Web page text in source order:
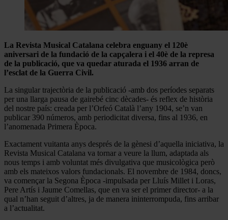
La Revista Musical Catalana celebra enguany el 120è
aniversari de la fundació de la capçalera i el 40è de la represa
de la publicació, que va quedar aturada el 1936 arran de
l’esclat de la Guerra Civil.
La singular trajectòria de la publicació -amb dos períodes separats
per una llarga pausa de gairebé cinc dècades- és reflex de història
del nostre país: creada per l’Orfeó Català l’any 1904, se’n van
publicar 390 números, amb periodicitat diversa, fins al 1936, en
l’anomenada Primera Època.
Exactament vuitanta anys després de la gènesi d’aquella iniciativa, la
Revista Musical Catalana va tornar a veure la llum, adaptada als
nous temps i amb voluntat més divulgativa que musicològica però
amb els mateixos valors fundacionals. El novembre de 1984, doncs,
va començar la Segona Època -impulsada per Lluís Millet i Loras,
Pere Artís i Jaume Comellas, que en va ser el primer director- a la
qual n’han seguit d’altres, ja de manera ininterrompuda, fins arribar
a l’actualitat.